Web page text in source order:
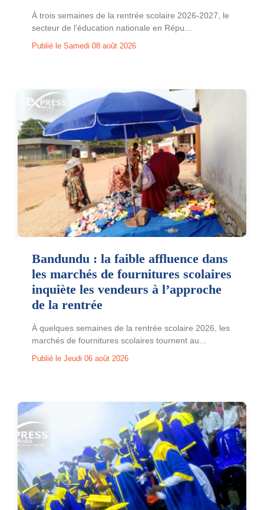
À trois semaines de la rentrée scolaire 2026-2027, le
secteur de l’éducation nationale en Répu...
Publié le Samedi 08 août 2026
Bandundu : la faible affluence dans
les marchés de fournitures scolaires
inquiète les vendeurs à l’approche
de la rentrée
À quelques semaines de la rentrée scolaire 2026, les
marchés de fournitures scolaires tournent au...
Publié le Jeudi 06 août 2026